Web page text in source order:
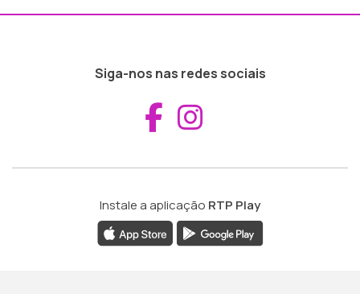
Siga-nos nas redes sociais
Aceder ao
Instale a aplicação RTP Play